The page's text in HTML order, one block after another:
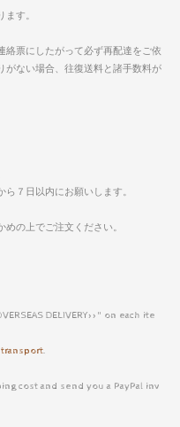
す。
絡票にしたがって必ず再配達をご依
がない場合、往復送料と諸手数料が
７日以内にお願いします。
の上でご注文ください。
DELIVERY>>" on each ite
transport.
cost and send you a PayPal inv